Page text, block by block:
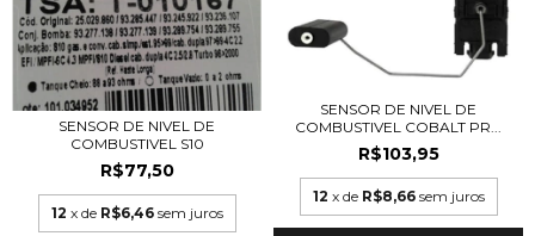
SENSOR DE NIVEL DE
COMBUSTIVEL S10
R$77,50
12 x de R$6,46 sem juros
SENSOR DE NIVEL DE
COMBUSTIVEL COBALT PR...
R$103,95
12 x de R$8,66 sem juros